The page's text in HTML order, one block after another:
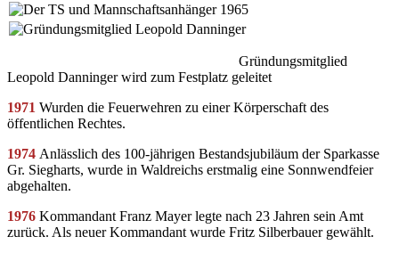
Gründungsmitglied
Leopold Danninger wird zum Festplatz geleitet
1971 Wurden die Feuerwehren zu einer Körperschaft des
öffentlichen Rechtes.
1974 Anlässlich des 100-jährigen Bestandsjubiläum der Sparkasse
Gr. Siegharts, wurde in Waldreichs erstmalig eine Sonnwendfeier
abgehalten.
1976 Kommandant Franz Mayer legte nach 23 Jahren sein Amt
zurück. Als neuer Kommandant wurde Fritz Silberbauer gewählt.